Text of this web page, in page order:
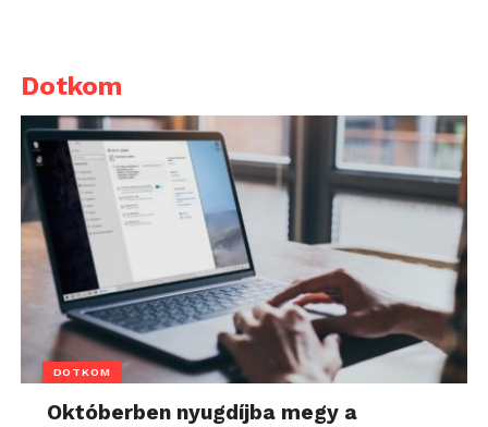
Dotkom
DOTKOM
Októberben nyugdíjba megy a